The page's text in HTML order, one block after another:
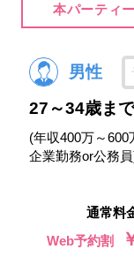
本パーティ
男性
27～34歳まで
(年収400万～600
企業勤務or公務
通常料
Web予約割